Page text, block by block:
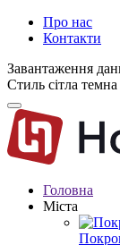
Про нас
Контакти
Завантаження
Стиль сітла темна
Головна
Міста